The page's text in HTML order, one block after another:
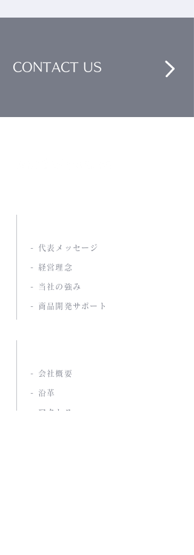
CONTACT US
- 代表メッセージ
- 経営理念
- 当社の強み
- 商品開発サポート
- 会社概要
- 沿革
- アクセス